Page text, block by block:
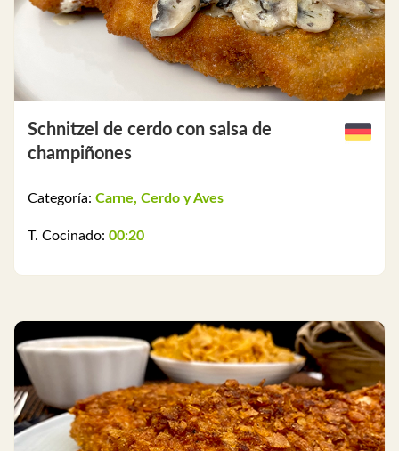
Schnitzel de cerdo con salsa de
champiñones
Categoría: Carne, Cerdo y Aves
T. Cocinado: 00:20